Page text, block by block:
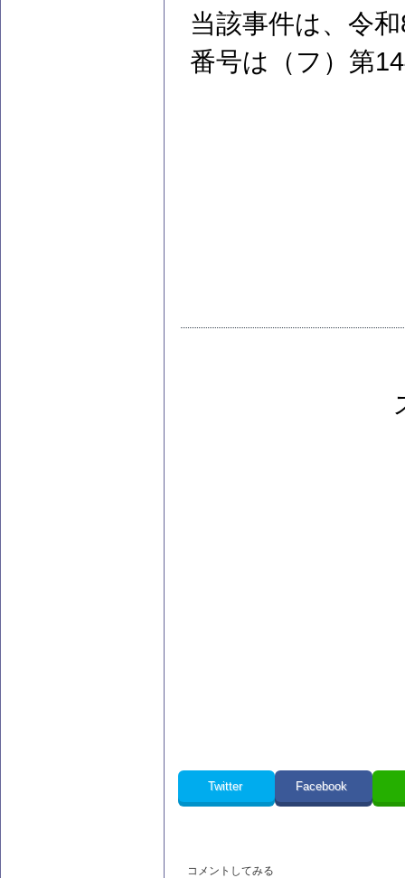
当該事件は、令
番号は（フ）第
Twitter Facebook
コメントしてみる